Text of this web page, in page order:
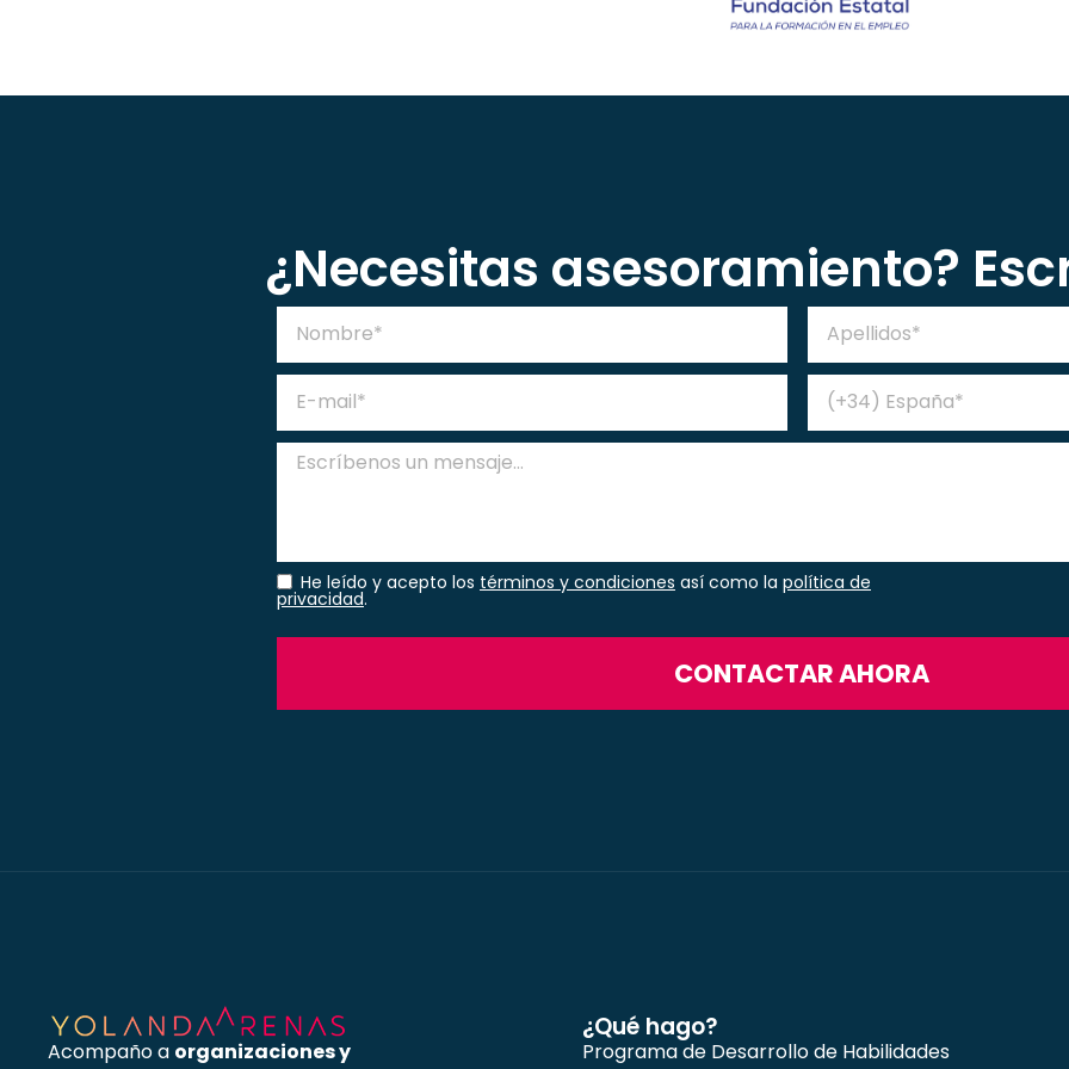
¿Necesitas asesoramiento?
He leído y acepto los términos y condiciones así como la política de
privacidad.
CONTACTAR AHORA
Acompaño a organizaciones y
¿Qué hago?
Programa de Desarrollo de Habilidades